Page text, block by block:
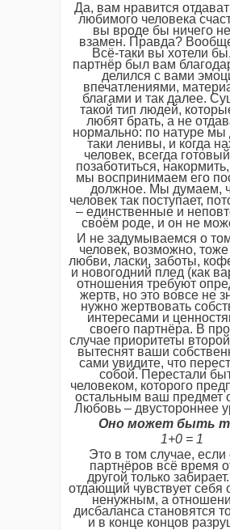
Да, вам нравится
любимого человека
вы вроде бы ничего
взамен. Правда?
Всё-таки вы хотели
партнёр был вам
делился с вами
впечатлениями,
благами и так далее.
такой тип людей,
любят брать, а не
нормально: по натуре мы
таки ленивы, и когда
человек, всегда
позаботиться,
мы воспринимаем его
должное. Мы думаем,
человек так поступает,
– единственные и
своём роде, и он не
И не задумываемся о
человек, возможно,
любви, ласки, заботы,
и новогодний плед (как
отношения требуют
жертв, но это вовсе не
нужно жертвовать
интересами и
своего партнёра. В
случае приоритеты
вытеснят ваши
сами увидите, что
собой. Перестали
человеком, которого
остальным ваш предмет
Любовь – двустороннее
Оно может быть
1+0 = 1
Это в том случае, если
партнёров всё время
другой только
отдающий чувствует себя
ненужным, а
дисбаланса становятся
и в конце концов